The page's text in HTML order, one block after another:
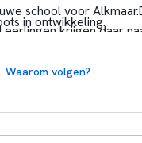
school voor Alkmaar.
krijgen daar
Ze denken mee over
bij hun
in ontwikkeling.
Waarom volgen?